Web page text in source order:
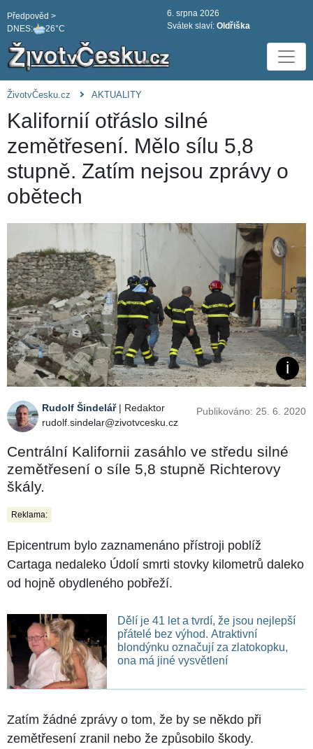
DNES: 26°C
Předpověd >
6. srpna 2026
Svátek slaví: Oldřiška
ŽivotvČesku.cz AKTUALITY
Kalifornií otřáslo silné
zemětřesení. Mělo sílu 5,8
stupně. Zatím nejsou zprávy o
obětech
Rudolf Šindelář| Redaktor
rudolf.sindelar@zivotvcesku.cz
Publikováno: 25. 6. 2020
Centrální Kalifornii zasáhlo ve středu silné
zemětřesení o síle 5,8 stupně Richterovy
škály.
Reklama:
Epicentrum bylo zaznamenáno přístroji poblíž
Cartaga nedaleko Údolí smrti stovky kilometrů daleko
od hojně obydleného pobřeží.
Dělí je 41 let a tvrdí, že jsou nejlepší
přátelé bez výhod. Atraktivní
blondýnku označují za zlatokopku,
ona má jiné vysvětlení
Zatím žádné zprávy o tom, že by se někdo při
zemětřesení zranil nebo že způsobilo škody.